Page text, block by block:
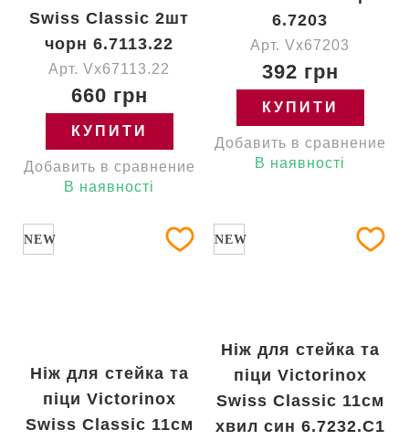
Swiss Classic 2шт
чорн 6.7113.22
Арт. Vx67113.22
660 грн
КУПИТИ
Добавить в сравнение
В наявності
6.7203
Арт. Vx67203
392 грн
КУПИТИ
Добавить в сравнение
В наявності
NEW
Ніж для стейка та
піци Victorinox
Swiss Classic 11см
NEW
Ніж для стейка та
піци Victorinox
Swiss Classic 11см
хвил син 6.7232.C1